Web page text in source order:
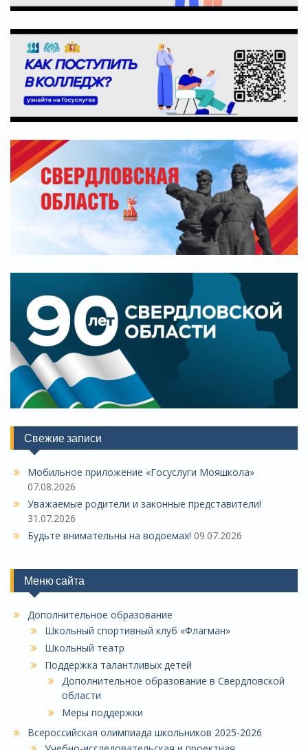
Свежие записи
Мобильное приложение «Госуслуги Мояшкола»
07.08.2026
Уважаемые родители и законные представители!
31.07.2026
Будьте внимательны на водоемах! 09.07.2026
Меню сайта
Дополнительное образование
Школьный спортивный клуб «Флагман»
Школьный театр
Поддержка талантливых детей
Дополнительное образование в Свердловской
области
Меры поддержки
Всероссийская олимпиада школьников 2025-2026